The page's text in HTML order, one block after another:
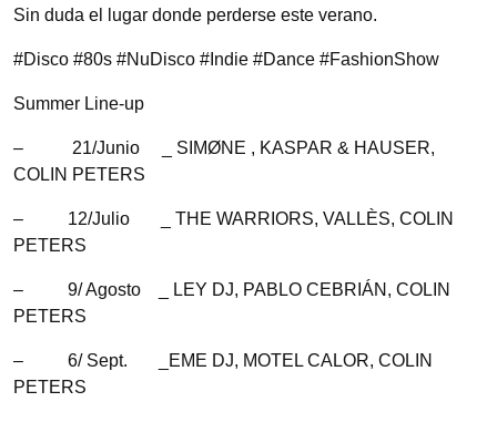
Sin duda el lugar donde perderse este verano.
#Disco #80s #NuDisco #Indie #Dance #FashionShow
Summer Line-up
– 21/Junio _ SIMØNE , KASPAR & HAUSER,
COLIN PETERS
– 12/Julio _ THE WARRIORS, VALLÈS, COLIN
PETERS
– 9/ Agosto _ LEY DJ, PABLO CEBRIÁN, COLIN
PETERS
– 6/ Sept. _EME DJ, MOTEL CALOR, COLIN
PETERS